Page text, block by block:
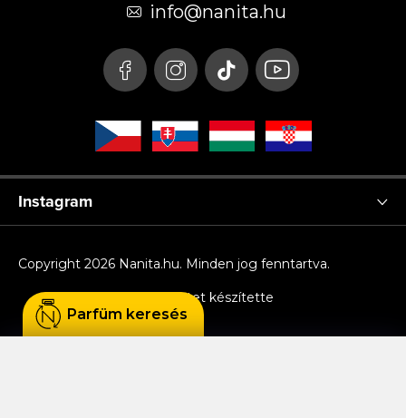
info@nanita.hu
Instagram
Shoptet készítette
Copyright 2026 Nanita.hu. Minden jog fenntartva.
Parfüm keresés